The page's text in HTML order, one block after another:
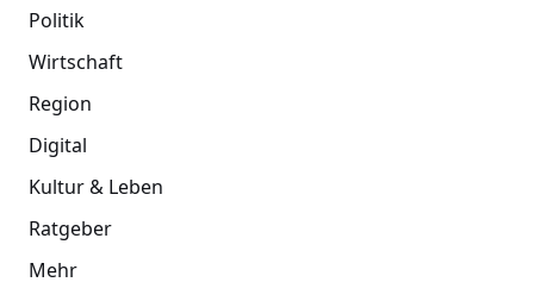
Politik
Wirtschaft
Region
Digital
Kultur & Leben
Ratgeber
Mehr